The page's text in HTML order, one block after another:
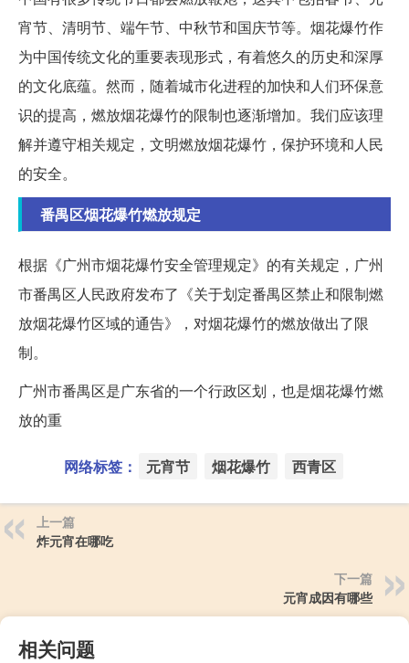
宵节、清明节、端午节、中秋节和国庆节等。烟花爆竹作
为中国传统文化的重要表现形式，有着悠久的历史和深厚
的文化底蕴。然而，随着城市化进程的加快和人们环保意
识的提高，燃放烟花爆竹的限制也逐渐增加。我们应该理
解并遵守相关规定，文明燃放烟花爆竹，保护环境和人民
的安全。
番禺区烟花爆竹燃放规定
根据《广州市烟花爆竹安全管理规定》的有关规定，广州
市番禺区人民政府发布了《关于划定番禺区禁止和限制燃
放烟花爆竹区域的通告》，对烟花爆竹的燃放做出了限
制。
广州市番禺区是广东省的一个行政区划，也是烟花爆竹燃
放的重
网络标签： 元宵节 烟花爆竹 西青区
上一篇
炸元宵在哪吃
下一篇
元宵成因有哪些
相关问题